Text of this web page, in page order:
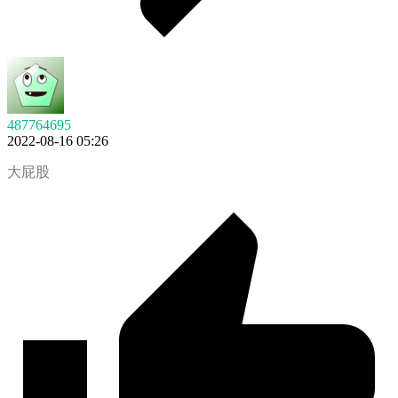
487764695
2022-08-16 05:26
大屁股